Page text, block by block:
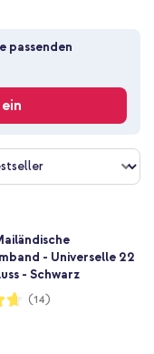
passenden
- Universelle 22
- Schwarz
(14)